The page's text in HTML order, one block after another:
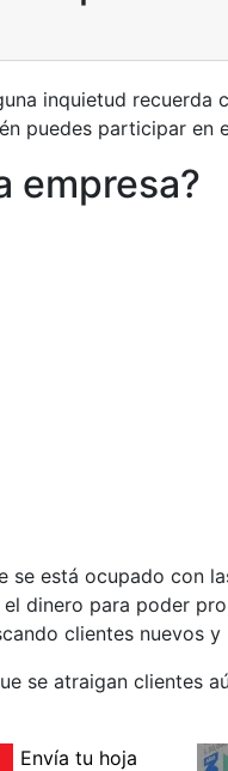
inquietud recuerda
puedes participar en
empresa?
se está ocupado con
dinero para poder
clientes nuevos
se atraigan clientes